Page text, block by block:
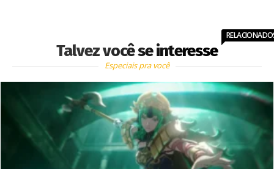
Talvez você se interesse
Especiais pra você